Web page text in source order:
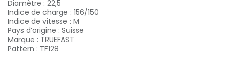
Diamètre : 22,5
Indice de charge : 156/150
Indice de vitesse : M
Pays d’origine : Suisse
Marque : TRUEFAST
Pattern : TF128